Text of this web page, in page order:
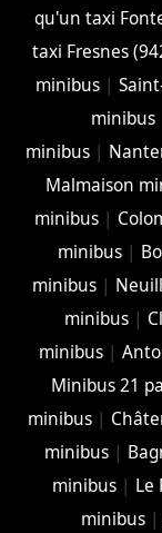
qu'un taxi
taxi Fresnes
minibus|
minibus
minibus |
Malmaison
minibus|
minibus |
minibus|
minibus|
minibus|
Minibus 21
minibus|
minibus |
minibus | Le
minibus|